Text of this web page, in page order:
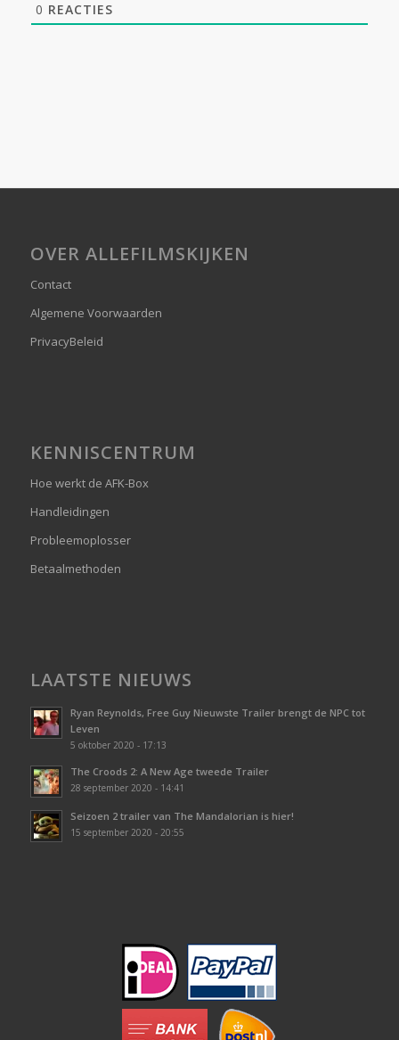
0 REACTIES
OVER ALLEFILMSKIJKEN
Contact
Algemene Voorwaarden
PrivacyBeleid
KENNISCENTRUM
Hoe werkt de AFK-Box
Handleidingen
Probleemoplosser
Betaalmethoden
LAATSTE NIEUWS
Ryan Reynolds, Free Guy Nieuwste Trailer brengt de NPC tot
Leven
5 oktober 2020 - 17:13
The Croods 2: A New Age tweede Trailer
28 september 2020 - 14:41
Seizoen 2 trailer van The Mandalorian is hier!
15 september 2020 - 20:55